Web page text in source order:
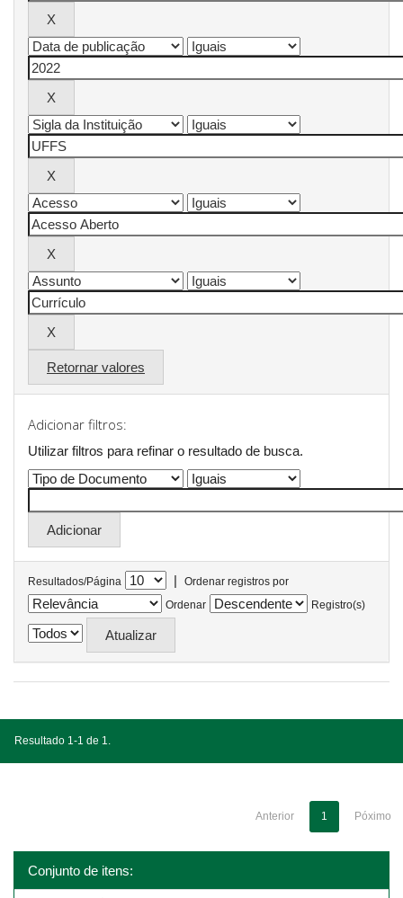
Retornar valores
Adicionar filtros:
Utilizar filtros para refinar o resultado de busca.
Resultados/Página |
Ordenar registros por
Ordenar
Registro(s)
Resultado 1-1 de 1.
Anterior 1 Póximo
Conjunto de itens: